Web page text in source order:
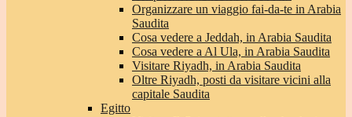
Organizzare un viaggio fai-da-te in Arabia
Saudita
Cosa vedere a Jeddah, in Arabia Saudita
Cosa vedere a Al Ula, in Arabia Saudita
Visitare Riyadh, in Arabia Saudita
Oltre Riyadh, posti da visitare vicini alla
capitale Saudita
Egitto